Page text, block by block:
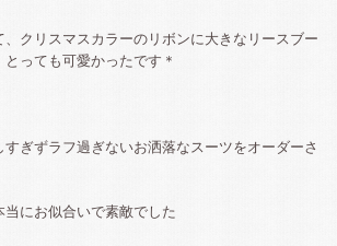
、クリスマスカラーのリボンに大きなリースブー
っても可愛かったです＊
すぎずラフ過ぎないお洒落なスーツをオーダーさ
にお似合いで素敵でした